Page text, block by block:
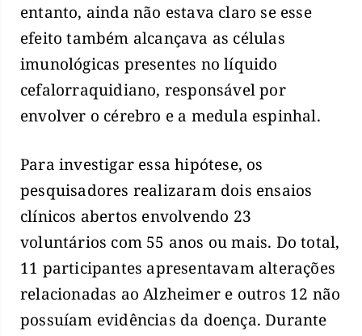
entanto, ainda não estava claro se esse
efeito também alcançava as células
imunológicas presentes no líquido
cefalorraquidiano, responsável por
envolver o cérebro e a medula espinhal.
Para investigar essa hipótese, os
pesquisadores realizaram dois ensaios
clínicos abertos envolvendo 23
voluntários com 55 anos ou mais. Do total,
11 participantes apresentavam alterações
relacionadas ao Alzheimer e outros 12 não
possuíam evidências da doença. Durante